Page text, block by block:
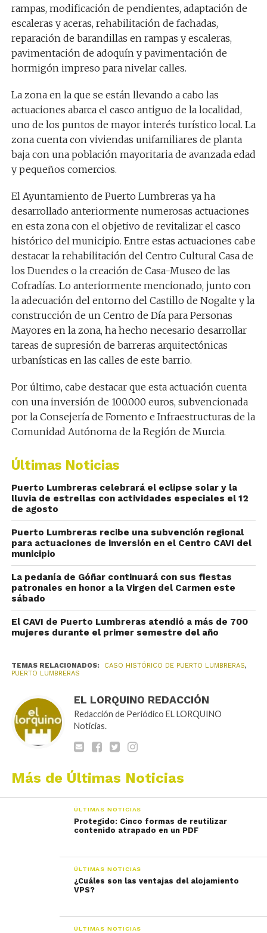
rampas, modificación de pendientes, adaptación de
escaleras y aceras, rehabilitación de fachadas,
reparación de barandillas en rampas y escaleras,
pavimentación de adoquín y pavimentación de
hormigón impreso para nivelar calles.
La zona en la que se están llevando a cabo las
actuaciones abarca el casco antiguo de la localidad,
uno de los puntos de mayor interés turístico local. La
zona cuenta con viviendas unifamiliares de planta
baja con una población mayoritaria de avanzada edad
y pequeños comercios.
El Ayuntamiento de Puerto Lumbreras ya ha
desarrollado anteriormente numerosas actuaciones
en esta zona con el objetivo de revitalizar el casco
histórico del municipio. Entre estas actuaciones cabe
destacar la rehabilitación del Centro Cultural Casa de
los Duendes o la creación de Casa-Museo de las
Cofradías. Lo anteriormente mencionado, junto con
la adecuación del entorno del Castillo de Nogalte y la
construcción de un Centro de Día para Personas
Mayores en la zona, ha hecho necesario desarrollar
tareas de supresión de barreras arquitectónicas
urbanísticas en las calles de este barrio.
Por último, cabe destacar que esta actuación cuenta
con una inversión de 100.000 euros, subvencionada
por la Consejería de Fomento e Infraestructuras de la
Comunidad Autónoma de la Región de Murcia.
Últimas Noticias
Puerto Lumbreras celebrará el eclipse solar y la
lluvia de estrellas con actividades especiales el 12
de agosto
Puerto Lumbreras recibe una subvención regional
para actuaciones de inversión en el Centro CAVI del
municipio
La pedanía de Góñar continuará con sus fiestas
patronales en honor a la Virgen del Carmen este
sábado
El CAVI de Puerto Lumbreras atendió a más de 700
mujeres durante el primer semestre del año
TEMAS RELACIONADOS: CASO HISTÓRICO DE PUERTO LUMBRERAS,
PUERTO LUMBRERAS
EL LORQUINO REDACCIÓN
Redacción de Periódico EL LORQUINO
Noticias.
Más de Últimas Noticias
ÚLTIMAS NOTICIAS
Protegido: Cinco formas de reutilizar
contenido atrapado en un PDF
ÚLTIMAS NOTICIAS
¿Cuáles son las ventajas del alojamiento
VPS?
ÚLTIMAS NOTICIAS